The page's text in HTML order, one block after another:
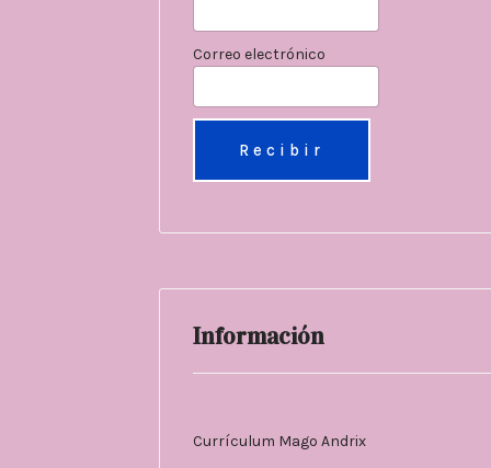
Correo electrónico
Información
Currículum Mago Andrix